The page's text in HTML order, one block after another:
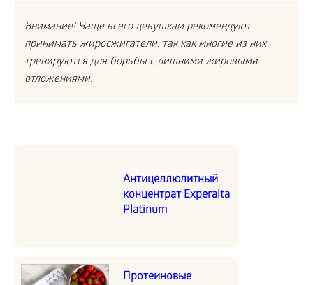
Внимание! Чаще всего девушкам рекомендуют
принимать жиросжигатели, так как многие из них
тренируются для борьбы с лишними жировыми
отложениями.
Антицеллюлитный
концентрат Experalta
Platinum
Протеиновые